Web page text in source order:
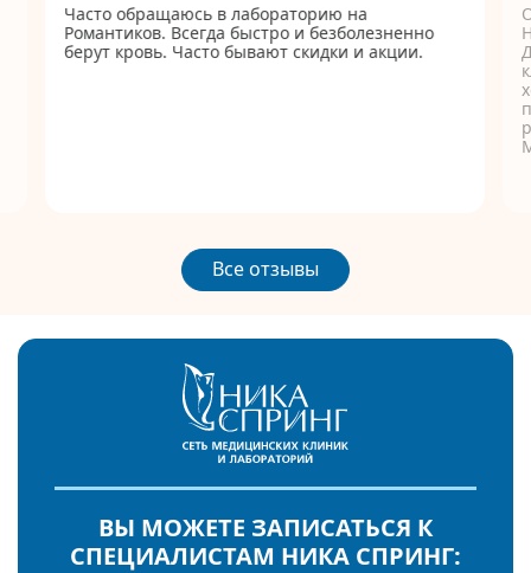
Часто обращаюсь в лабораторию на
Романтиков. Всегда быстро и безболезненно
берут кровь. Часто бывают скидки и акции.
Все отзывы
ВЫ МОЖЕТЕ ЗАПИСАТЬСЯ К
СПЕЦИАЛИСТАМ НИКА СПРИНГ: